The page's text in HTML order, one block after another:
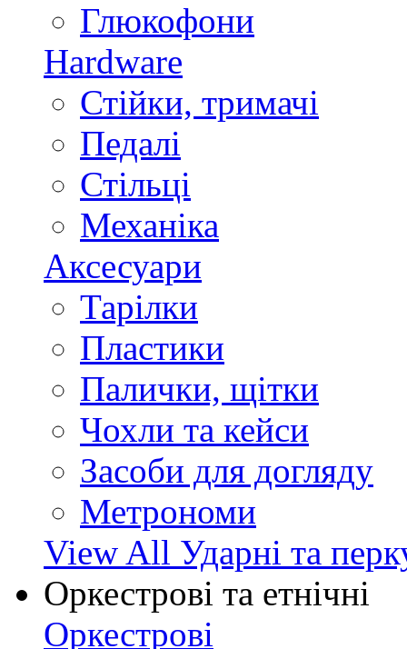
Глюкофони
Hardware
Стійки, тримачі
Педалі
Стільці
Механіка
Аксесуари
Тарілки
Пластики
Палички, щітки
Чохли та кейси
Засоби для догляду
Метрономи
View All Ударні та
Оркестрові та етнічні
Оркестрові